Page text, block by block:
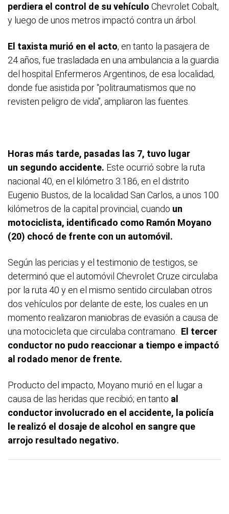
perdiera el control de su vehículo Chevrolet Cobalt,
y luego de unos metros impactó contra un árbol.
El taxista murió en el acto, en tanto la pasajera de
24 años, fue trasladada en una ambulancia a la guardia
del hospital Enfermeros Argentinos, de esa localidad,
donde fue asistida por “politraumatismos que no
revisten peligro de vida”, ampliaron las fuentes.
Horas más tarde, pasadas las 7, tuvo lugar
un segundo accidente. Este ocurrió sobre la ruta
nacional 40, en el kilómetro 3.186, en el distrito
Eugenio Bustos, de la localidad San Carlos, a unos 100
kilómetros de la capital provincial, cuando un
motociclista, identificado como Ramón Moyano
(20) chocó de frente con un automóvil.
Según las pericias y el testimonio de testigos, se
determinó que el automóvil Chevrolet Cruze circulaba
por la ruta 40 y en el mismo sentido circulaban otros
dos vehículos por delante de este, los cuales en un
momento realizaron maniobras de evasión a causa de
una motocicleta que circulaba contramano.
El tercer
conductor no pudo reaccionar a tiempo e impactó
al rodado menor de frente.
Producto del impacto, Moyano murió en el lugar a
causa de las heridas que recibió; en tanto al
conductor involucrado en el accidente, la policía
le realizó el dosaje de alcohol en sangre que
arrojo resultado negativo.